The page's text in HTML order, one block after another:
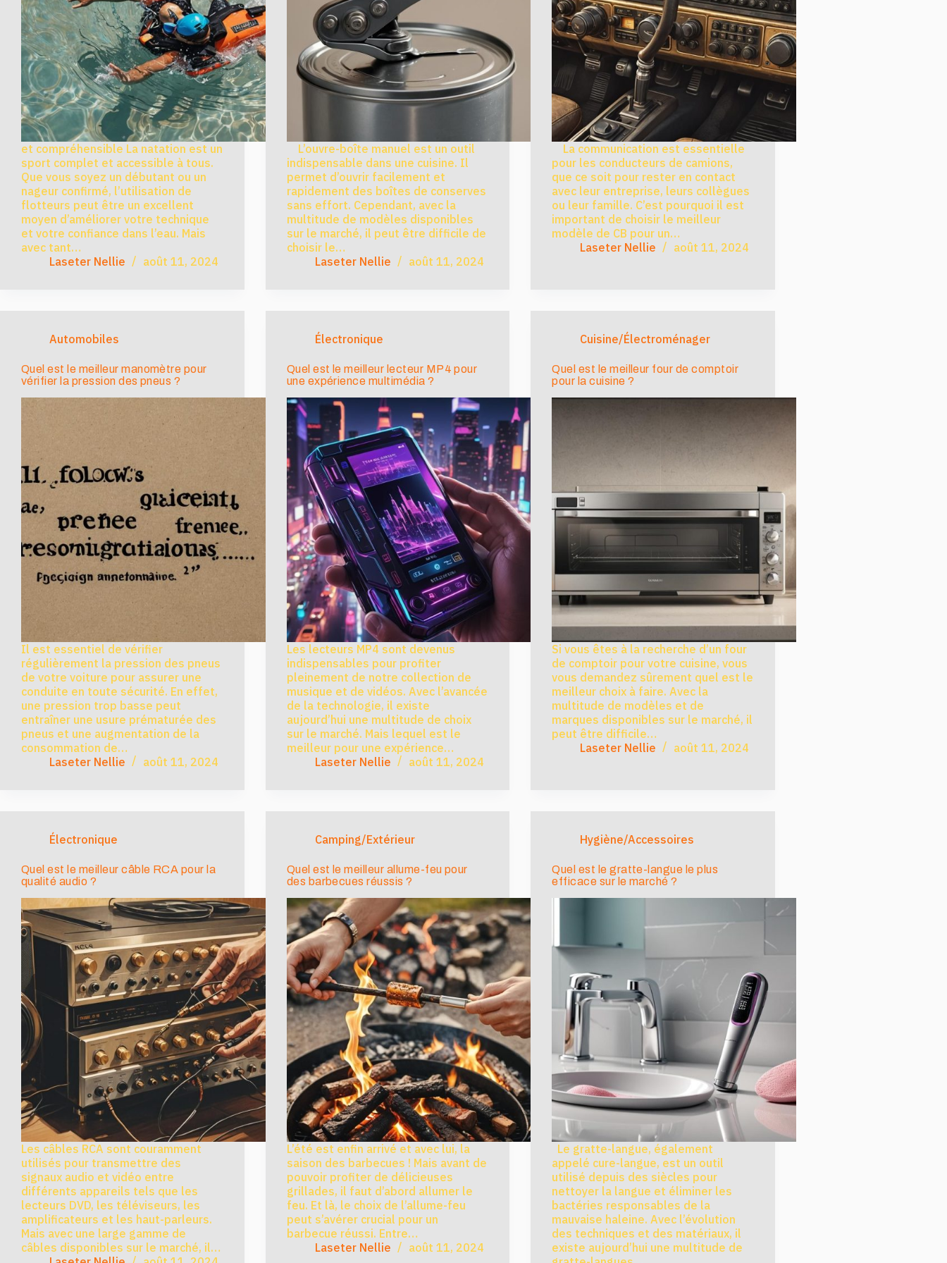
et compréhensible La natation est un
sport complet et accessible à tous.
Que vous soyez un débutant ou un
nageur confirmé, l’utilisation de
flotteurs peut être un excellent
moyen d’améliorer votre technique
et votre confiance dans l’eau. Mais
avec tant…
Laseter Nellie
août 11, 2024
L’ouvre-boîte manuel est un outil
indispensable dans une cuisine. Il
permet d’ouvrir facilement et
rapidement des boîtes de conserves
sans effort. Cependant, avec la
multitude de modèles disponibles
sur le marché, il peut être difficile de
choisir le…
Laseter Nellie
août 11, 2024
La communication est essentielle
pour les conducteurs de camions,
que ce soit pour rester en contact
avec leur entreprise, leurs collègues
ou leur famille. C’est pourquoi il est
important de choisir le meilleur
modèle de CB pour un…
Laseter Nellie
août 11, 2024
Automobiles
Quel est le meilleur manomètre pour
vérifier la pression des pneus ?
Il est essentiel de vérifier
régulièrement la pression des pneus
de votre voiture pour assurer une
conduite en toute sécurité. En effet,
une pression trop basse peut
entraîner une usure prématurée des
pneus et une augmentation de la
consommation de…
Laseter Nellie
août 11, 2024
Électronique
Quel est le meilleur lecteur MP4 pour
une expérience multimédia ?
Les lecteurs MP4 sont devenus
indispensables pour profiter
pleinement de notre collection de
musique et de vidéos. Avec l’avancée
de la technologie, il existe
aujourd’hui une multitude de choix
sur le marché. Mais lequel est le
meilleur pour une expérience…
Laseter Nellie
août 11, 2024
Cuisine/Électroménager
Quel est le meilleur four de comptoir
pour la cuisine ?
Si vous êtes à la recherche d’un four
de comptoir pour votre cuisine, vous
vous demandez sûrement quel est le
meilleur choix à faire. Avec la
multitude de modèles et de
marques disponibles sur le marché, il
peut être difficile…
Laseter Nellie
août 11, 2024
Électronique
Quel est le meilleur câble RCA pour la
qualité audio ?
Les câbles RCA sont couramment
utilisés pour transmettre des
signaux audio et vidéo entre
différents appareils tels que les
lecteurs DVD, les téléviseurs, les
amplificateurs et les haut-parleurs.
Mais avec une large gamme de
câbles disponibles sur le marché, il…
Camping/Extérieur
Quel est le meilleur allume-feu pour
des barbecues réussis ?
L’été est enfin arrivé et avec lui, la
saison des barbecues ! Mais avant de
pouvoir profiter de délicieuses
grillades, il faut d’abord allumer le
feu. Et là, le choix de l’allume-feu
peut s’avérer crucial pour un
barbecue réussi. Entre…
Laseter Nellie
août 11, 2024
Hygiène/Accessoires
Quel est le gratte-langue le plus
efficace sur le marché ?
Le gratte-langue, également
appelé cure-langue, est un outil
utilisé depuis des siècles pour
nettoyer la langue et éliminer les
bactéries responsables de la
mauvaise haleine. Avec l’évolution
des techniques et des matériaux, il
existe aujourd’hui une multitude de